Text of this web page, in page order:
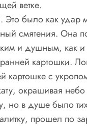
ветке.
Это было как
смятения. Она
и душным, как
картошки.
картошке с
окрашивая
но в душе было
прошел по